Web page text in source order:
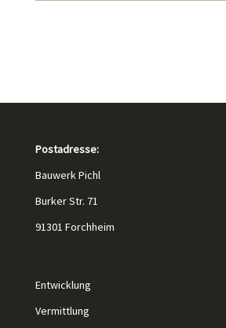
Postadresse:
Bauwerk Pichl
Burker Str. 71
91301 Forchheim
Entwicklung
Vermittlung